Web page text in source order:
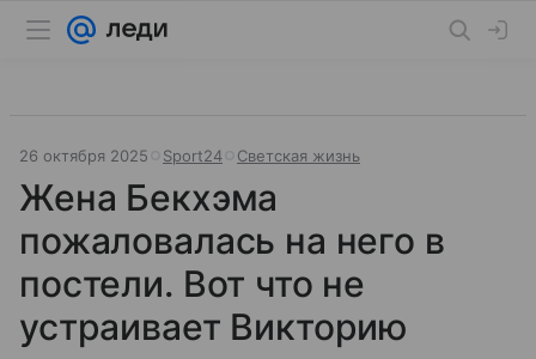
26 октября 2025 Sport24 Светская жизнь
Жена Бекхэма
пожаловалась на него в
постели. Вот что не
устраивает Викторию